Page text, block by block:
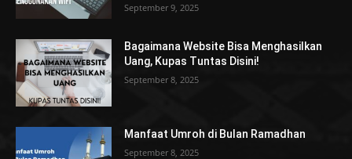
September 9, 2025
Bagaimana Website Bisa Menghasilkan
Uang, Kupas Tuntas Disini!
September 8, 2025
Manfaat Umroh di Bulan Ramadhan
September 8, 2025